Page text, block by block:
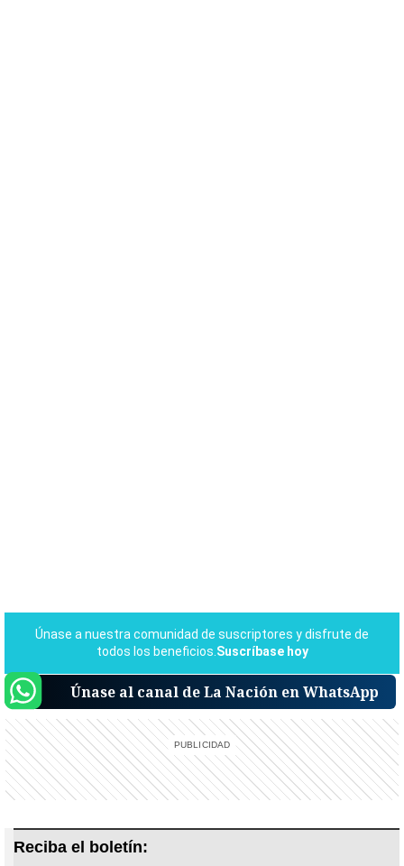
Únase al canal de La Nación en WhatsApp
Reciba el boletín: